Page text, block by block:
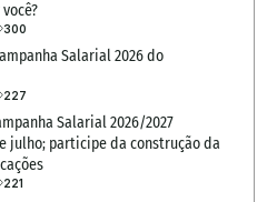
300
Salarial 2026 do
227
Salarial 2026/2027
julho; participe da construção da
221